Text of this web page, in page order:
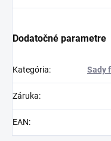
Dodatočné parametre
Kategória: Sady
Záruka:
EAN: